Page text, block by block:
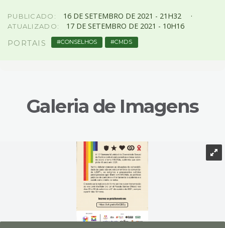
PUBLICADO: 16 DE SETEMBRO DE 2021 - 21H32
ATUALIZADO: 17 DESETEMBRO DE 2021 - 10H16
PORTAIS CONSELHOS CMDS
Galeria de Imagens